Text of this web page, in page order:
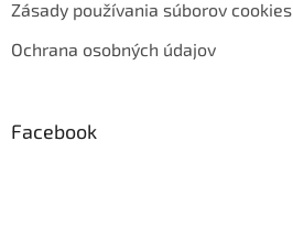
Zásady používania súborov cookies
Ochrana osobných údajov
Facebook